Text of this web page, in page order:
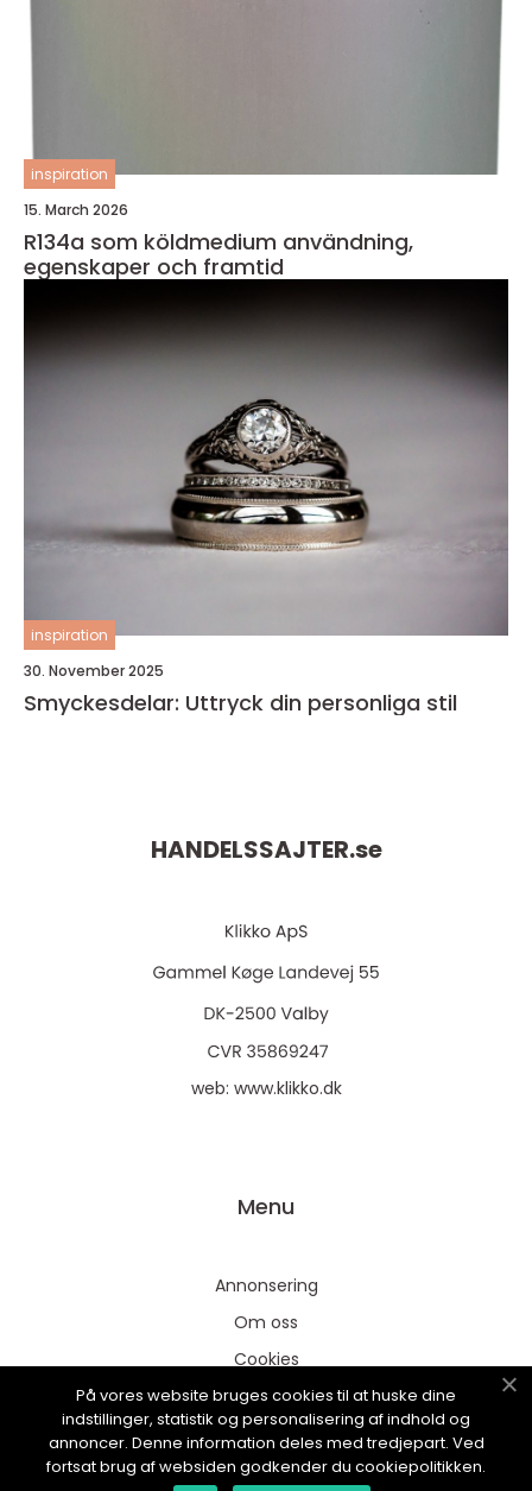
inspiration
15. March 2026
R134a som köldmedium användning,
egenskaper och framtid
inspiration
30. November 2025
Smyckesdelar: Uttryck din personliga stil
HANDELSSAJTER.se
web: www.klikko.dk
Menu
Annonsering
Om oss
Cookies
Kontakta oss
Sitemap
På vores website bruges cookies til at huske dine
indstillinger, statistik og personalisering af indhold og
annoncer. Denne information deles med tredjepart. Ved
fortsat brug af websiden godkender du cookiepolitikken.